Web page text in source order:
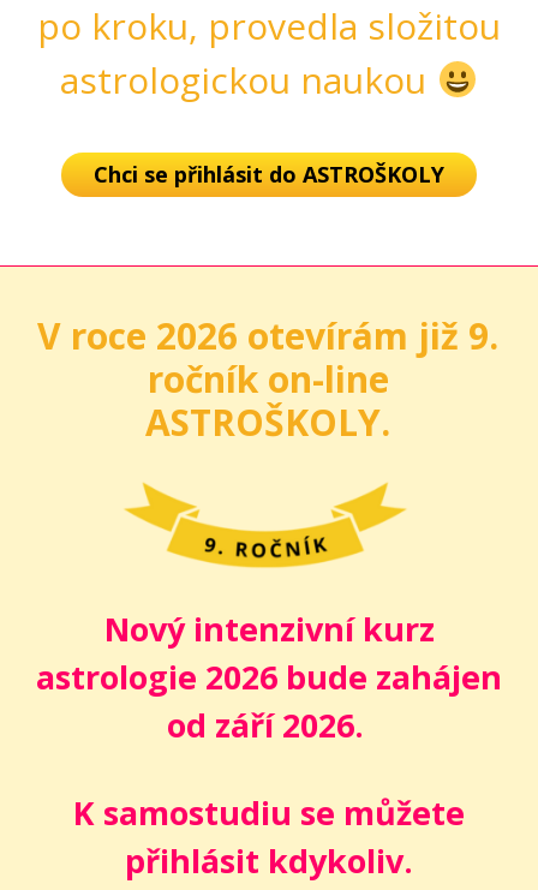
po kroku, provedla složitou
astrologickou naukou
Chci se přihlásit do ASTROŠKOLY
V roce 2026 otevírám již 9.
ročník on-line
ASTROŠKOLY.
Nový intenzivní kurz
astrologie 2026 bude zahájen
od září 2026.
K samostudiu se můžete
přihlásit kdykoliv.